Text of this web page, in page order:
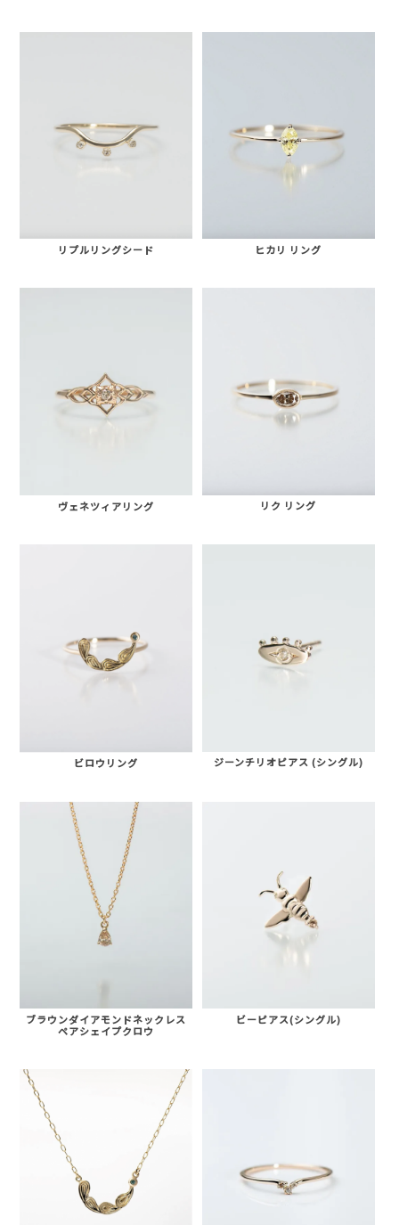
リプルリングシード ヒカリ リング
ヴェネツィアリング リク リング
ビロウリング ジーンチリオピアス (シングル)
ブラウンダイアモンドネックレス
ペアシェイプクロウ
ビーピアス(シングル)